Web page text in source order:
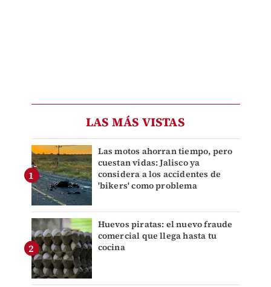
LAS MÁS VISTAS
Las motos ahorran tiempo, pero
cuestan vidas: Jalisco ya
considera a los accidentes de
'bikers' como problema
Huevos piratas: el nuevo fraude
comercial que llega hasta tu
cocina